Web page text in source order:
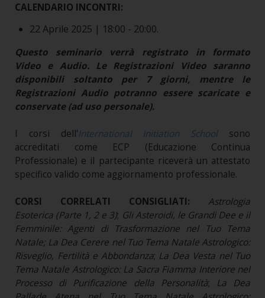
CALENDARIO INCONTRI:
22 Aprile 2025 | 18:00 - 20:00.
Questo seminario verrà registrato in formato
Video e Audio. Le Registrazioni Video saranno
disponibili soltanto per 7 giorni, mentre le
Registrazioni Audio potranno essere scaricate e
conservate (ad uso personale).
I corsi dell'International Initiation Schoolsono
accreditati come ECP (Educazione Continua
Professionale) e il partecipante riceverà un attestato
specifico valido come aggiornamento professionale.
CORSI CORRELATI CONSIGLIATI: Astrologia
Esoterica (Parte 1, 2 e 3); Gli Asteroidi, le Grandi Dee e il
Femminile: Agenti di Trasformazione nel Tuo Tema
Natale; La Dea Cerere nel Tuo Tema Natale Astrologico:
Risveglio, Fertilità e Abbondanza; La Dea Vesta nel Tuo
Tema Natale Astrologico: La Sacra Fiamma Interiore nel
Processo di Purificazione della Personalità;
La Dea